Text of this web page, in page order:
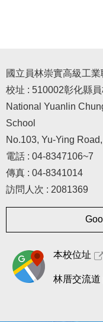
國立員林崇實高級工業
校址 : 510002彰化縣
National Yuanlin
School
No.103, Yu-Ying
電話 : 04-8347106~7
傳真 : 04-8341014
訪問人次 : 2081369
本校位址
林厝交流道